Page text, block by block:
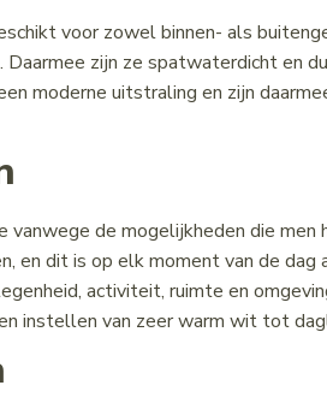
voor zowel binnen- als
zijn ze spatwaterdicht en
moderne uitstraling en zijn
de mogelijkheden die
en dit is op elk moment van de dag
activiteit, ruimte en
instellen van zeer warm wit tot